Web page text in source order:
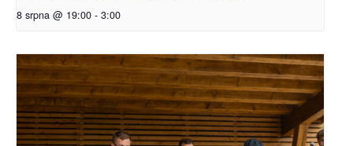
8 srpna @ 19:00 - 3:00